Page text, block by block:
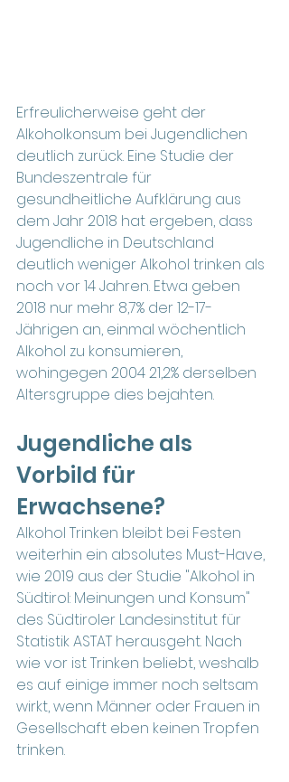
Erfreulicherweise geht der
Alkoholkonsum bei Jugendlichen
deutlich zurück. Eine Studie der
Bundeszentrale für
gesundheitliche Aufklärung aus
dem Jahr 2018 hat ergeben, dass
Jugendliche in Deutschland
deutlich weniger Alkohol trinken als
noch vor 14 Jahren. Etwa geben
2018 nur mehr 8,7% der 12-17-
Jährigen an, einmal wöchentlich
Alkohol zu konsumieren,
wohingegen 2004 21,2% derselben
Altersgruppe dies bejahten.
Jugendliche als
Vorbild für
Erwachsene?
Alkohol Trinken bleibt bei Festen
weiterhin ein absolutes Must-Have,
wie 2019 aus der Studie "Alkohol in
Südtirol: Meinungen und Konsum"
des Südtiroler Landesinstitut für
Statistik ASTAT herausgeht. Nach
wie vor ist Trinken beliebt, weshalb
es auf einige immer noch seltsam
wirkt, wenn Männer oder Frauen in
Gesellschaft eben keinen Tropfen
trinken.